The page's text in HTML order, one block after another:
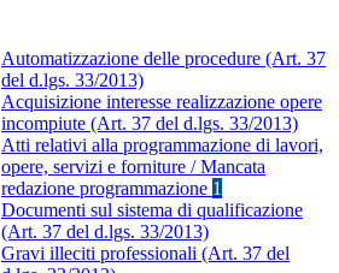
Automatizzazione delle procedure (Art. 37
del d.lgs. 33/2013)
Acquisizione interesse realizzazione opere
incompiute (Art. 37 del d.lgs. 33/2013)
Atti relativi alla programmazione di lavori,
opere, servizi e forniture / Mancata
redazione programmazione 1
Documenti sul sistema di qualificazione
(Art. 37 del d.lgs. 33/2013)
Gravi illeciti professionali (Art. 37 del